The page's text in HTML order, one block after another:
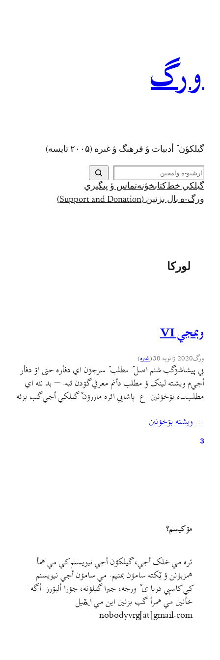
ورگ
گيلکؤن ٚ أدبیات ؤ فرهنگ ؤ غىره (۲۰۰۵ تايسه)
ج
س
ت
ج
گيلکي خط کتابخؤنهتماس ؤ پىگيري
ورگ-ه بال بزنين (Support and Donation)
لورکا
وبمجي VI
ورگ2020 ژانویه 30 (غىره)
بي پیشاشۊگب شنم اصل ٚ مطلب ٚ سرچۊن اي دفأره حتی اۊ دفأر
أجي‌م ويشته لینک ؤ مطلب دأنم معرفي گۊدن ئبه. – بد نئه اي
مطلب-ه بۊخؤنين. ع. پاشایي ائره مازرۊن ٚ گیلکي أجي گب بزئه
دأنه: حکایت گاوزن گاو و…
… ويشته بۊخؤنين
3
مۊ کيسم؟
ئره مي خلک أجي، گيلکؤن أجي نيويسنم کي مي همأ
همزبؤنن ؤ يٚکته سامؤن بمتيم. مي سامؤن أجي نيويسنم
کي کاسپي دريا ی ٚ ورجه، جيرا گيلؤنه، جؤرا ألبۊرز. أگه
خأنين مي همرأ گب بزنين اين مي ايمٚیل‌ ‌
nobodyvrg[at]gmail.com